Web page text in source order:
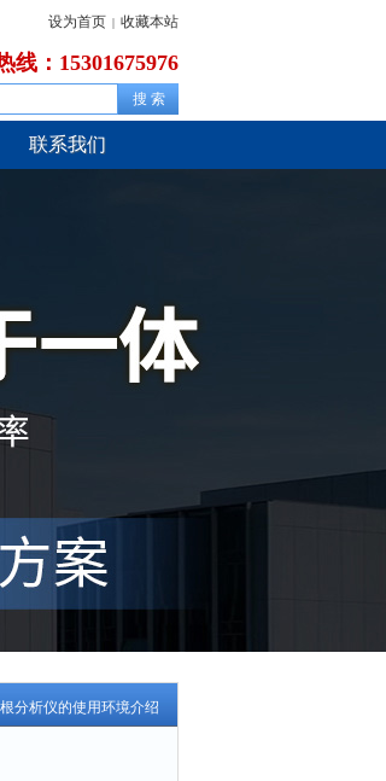
设为首页 | 收藏本站
线：15301675976
联系我们
分析仪的使用环境介绍